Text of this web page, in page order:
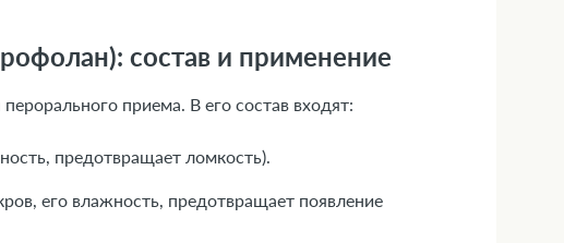
состав и применение
приема. В его состав входят:
предотвращает ломкость).
его влажность, предотвращает появление